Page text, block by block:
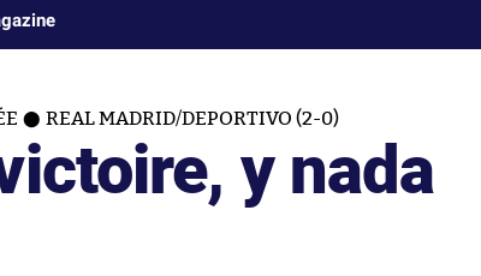
REAL MADRID/DEPORTIVO (2-0)
y nada